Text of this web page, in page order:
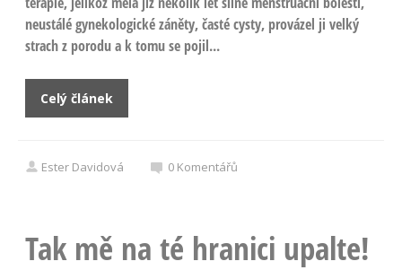
neustálé gynekologické záněty, časté cysty, provázel ji velký
strach z porodu a k tomu se pojil...
Celý článek
Ester Davidová 0 Komentářů
Tak mě na té hranici upalte!